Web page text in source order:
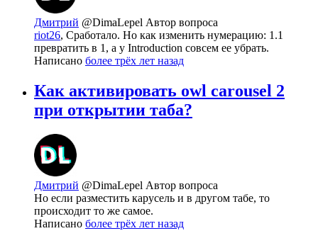
Дмитрий @DimaLepel Автор вопроса
riot26, Сработало. Но как изменить нумерацию: 1.1
превратить в 1, а у Introduction совсем ее убрать.
Написано более трёх лет назад
Как активировать owl carousel 2
при открытии таба?
Дмитрий @DimaLepel Автор вопроса
Но если разместить карусель и в другом табе, то
происходит то же самое.
Написано более трёх лет назад